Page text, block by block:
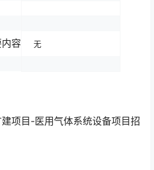
容
无
项目-医用气体系统设备项目招